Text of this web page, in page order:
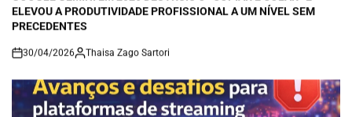
ELEVOU A PRODUTIVIDADE PROFISSIONAL A UM NÍVEL SEM
PRECEDENTES
on
30/04/2026 Thaisa Zago Sartori